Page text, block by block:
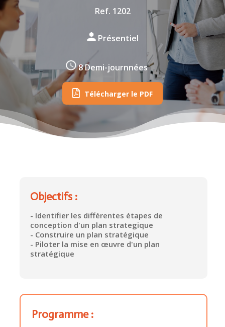
Ref. 1202
Présentiel
8 Demi-journnées
Télécharger le PDF
Objectifs :
- Identifier les différentes étapes de
conception d'un plan strategique
- Construire un plan stratégique
- Piloter la mise en œuvre d'un plan
stratégique
Programme :